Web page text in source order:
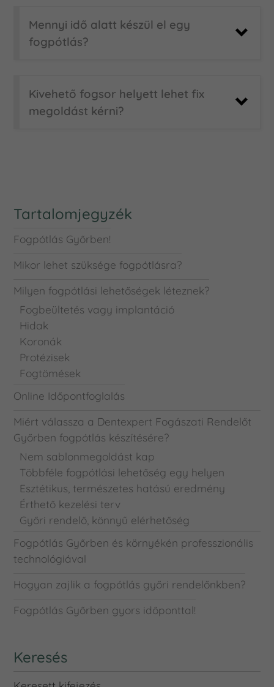
Mennyi idő alatt készül el egy
fogpótlás?
Kivehető fogsor helyett lehet fix
megoldást kérni?
Tartalomjegyzék
Fogpótlás Győrben!
Mikor lehet szüksége fogpótlásra?
Milyen fogpótlási lehetőségek léteznek?
Fogbeültetés vagy implantáció
Hidak
Koronák
Protézisek
Fogtömések
Online Időpontfoglalás
Miért válassza a Dentexpert Fogászati Rendelőt
Győrben fogpótlás készítésére?
Nem sablonmegoldást kap
Többféle fogpótlási lehetőség egy helyen
Esztétikus, természetes hatású eredmény
Érthető kezelési terv
Győri rendelő, könnyű elérhetőség
Fogpótlás Győrben és környékén professzionális
technológiával
Hogyan zajlik a fogpótlás győri rendelőnkben?
Fogpótlás Győrben gyors időponttal!
Keresés